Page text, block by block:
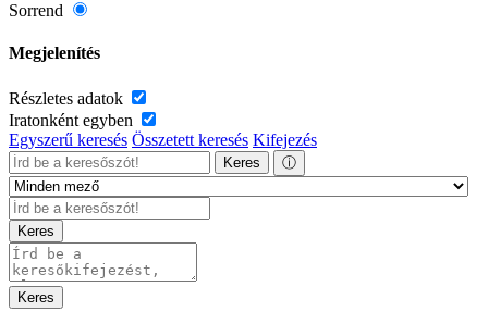
Sorrend
Megjelenítés
Részletes adatok
Iratonként egyben
Egyszerű keresés Összetett keresés Kifejezés
Keres ⓘ
Keres
Keres